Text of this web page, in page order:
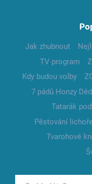
Jak zhubnout
TV program
Kdy budou volby
7 pádů Honzy
Tatarák
Pěstování
Tvarohové